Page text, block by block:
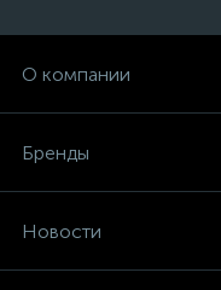
О компании
Бренды
Новости